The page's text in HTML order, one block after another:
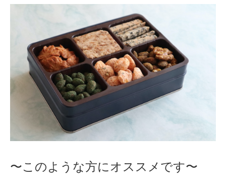
〜このような方にオススメです〜